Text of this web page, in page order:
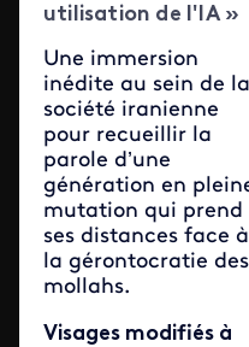
utilisation de l'IA »
Une immersion
inédite au sein de la
société iranienne
pour recueillir la
parole d’une
génération en
mutation qui prend
ses distances face à
la gérontocratie des
mollahs.
Visages modifiés à